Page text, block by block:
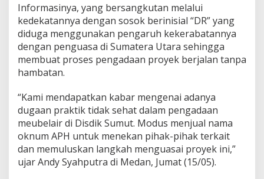
,
K
e
u
a
b
y
l
o
v
e
r
s
Informasinya, yang bersangkutan melalui
kedekatannya dengan sosok berinisial “DR” yang
diduga menggunakan pengaruh kekerabatannya
dengan penguasa di Sumatera Utara sehingga
membuat proses pengadaan proyek berjalan tanpa
hambatan.
“Kami mendapatkan kabar mengenai adanya
dugaan praktik tidak sehat dalam pengadaan
meubelair di Disdik Sumut. Modus menjual nama
oknum APH untuk menekan pihak-pihak terkait
dan memuluskan langkah menguasai proyek ini,”
ujar Andy Syahputra di Medan, Jumat (15/05).